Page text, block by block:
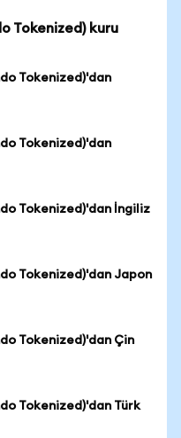
Tokenized) kuru
Tokenized)'dan
Tokenized)'dan
Tokenized)'dan İngiliz
Tokenized)'dan Japon
Tokenized)'dan Çin
Tokenized)'dan Türk